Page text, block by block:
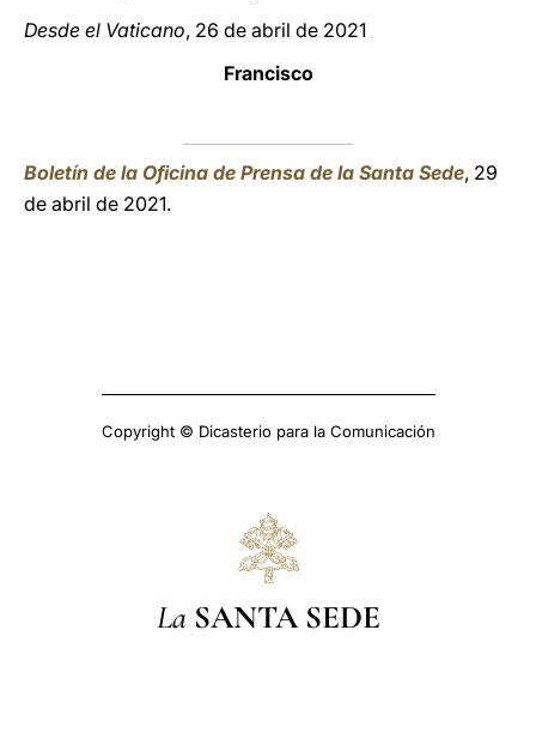
Desde el Vaticano, 26 de abril de 2021
Francisco
Boletín de la Oficina de Prensa de la Santa Sede, 29
de abril de 2021.
Copyright © Dicasterio para la Comunicación
La SANTA SEDE